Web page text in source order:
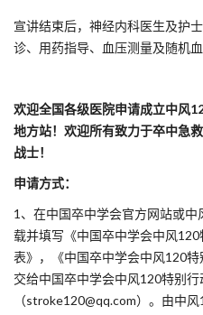
宣讲结束后，神经内科医生及护
诊、用药指导、血压测量及随机
欢迎全国各级医院申请成立中风
地方站！欢迎所有致力于卒中急
战士！
申请方式：
1、在中国卒中学会官方网站或
载并填写《中国卒中学会中风
表》，《中国卒中学会中风120
交给中国卒中学会中风120特别行
（stroke120@qq.com）。由中